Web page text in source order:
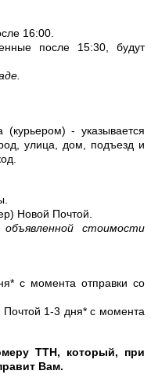
16:00.
после 15:30, будут
- указывается
улица, дом, подъезд и
Новой Почтой.
стоимости
с момента отправки со
Почтой 1-3 дня* с момента
ТТН, который, при
Вам.